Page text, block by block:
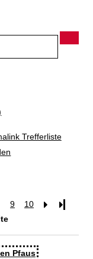
Trefferliste
9 10
Letzte
Pfaus